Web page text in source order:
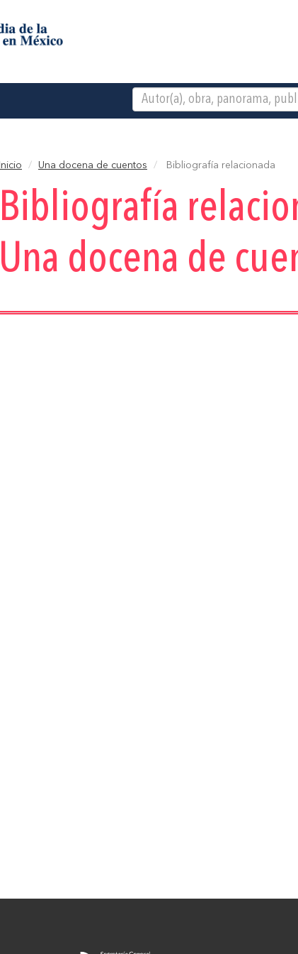
Inicio Una docena de cuentos Bibliografía relacionada
Bibliografía
Una docena de